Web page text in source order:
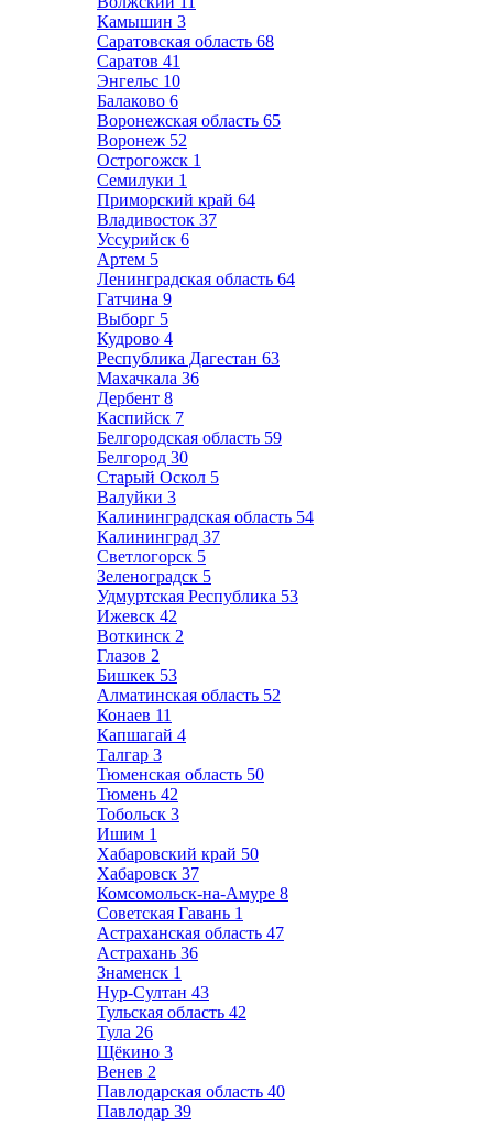
Камышин 3
Саратовская область 68
Саратов 41
Энгельс 10
Балаково 6
Воронежская область 65
Воронеж 52
Острогожск 1
Семилуки 1
Приморский край 64
Владивосток 37
Уссурийск 6
Артем 5
Ленинградская область 64
Гатчина 9
Выборг 5
Кудрово 4
Республика Дагестан 63
Махачкала 36
Дербент 8
Каспийск 7
Белгородская область 59
Белгород 30
Старый Оскол 5
Валуйки 3
Калининградская область 54
Калининград 37
Светлогорск 5
Зеленоградск 5
Удмуртская Республика 53
Ижевск 42
Воткинск 2
Глазов 2
Бишкек 53
Алматинская область 52
Конаев 11
Капшагай 4
Талгар 3
Тюменская область 50
Тюмень 42
Тобольск 3
Ишим 1
Хабаровский край 50
Хабаровск 37
Комсомольск-на-Амуре 8
Советская Гавань 1
Астраханская область 47
Астрахань 36
Знаменск 1
Нур-Султан 43
Тульская область 42
Тула 26
Щёкино 3
Венев 2
Павлодарская область 40
Павлодар 39